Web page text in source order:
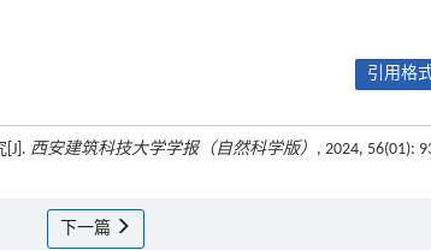
引用格
[J]. 西安建筑科技大学学报（自然科学版） , 2024, 56(01):
下一篇